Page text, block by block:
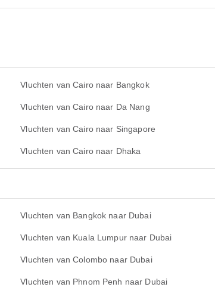
Vluchten van Cairo naar Bangkok
Vluchten van Cairo naar Da Nang
Vluchten van Cairo naar Singapore
Vluchten van Cairo naar Dhaka
Vluchten van Bangkok naar Dubai
Vluchten van Kuala Lumpur naar Dubai
Vluchten van Colombo naar Dubai
Vluchten van Phnom Penh naar Dubai